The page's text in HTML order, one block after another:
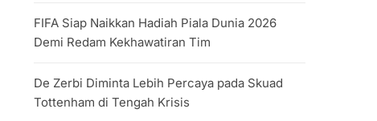
FIFA Siap Naikkan Hadiah Piala Dunia 2026
Demi Redam Kekhawatiran Tim
De Zerbi Diminta Lebih Percaya pada Skuad
Tottenham di Tengah Krisis